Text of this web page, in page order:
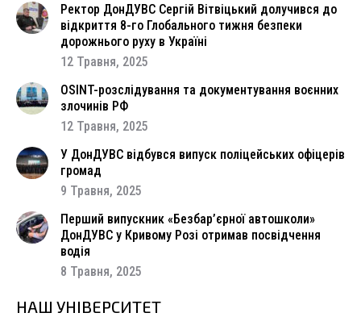
Ректор ДонДУВС Сергій Вітвіцький долучився до
відкриття 8-го Глобального тижня безпеки
дорожнього руху в Україні
12 Травня, 2025
OSINT-розслідування та документування воєнних
злочинів РФ
12 Травня, 2025
У ДонДУВС відбувся випуск поліцейських офіцерів
громад
9 Травня, 2025
Перший випускник «Безбар’єрної автошколи»
ДонДУВС у Кривому Розі отримав посвідчення
водія
8 Травня, 2025
НАШ УНІВЕРСИТЕТ